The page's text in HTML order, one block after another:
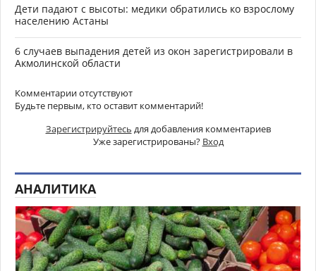
Дети падают с высоты: медики обратились ко взрослому
населению Астаны
6 случаев выпадения детей из окон зарегистрировали в
Акмолинской области
Комментарии отсутствуют
Будьте первым, кто оставит комментарий!
Зарегистрируйтесь для добавления комментариев
Уже зарегистрированы? Вход
АНАЛИТИКА